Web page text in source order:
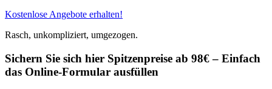
Kostenlose Angebote erhalten!
Rasch, unkompliziert, umgezogen.
Sichern Sie sich hier Spitzenpreise ab 98€ – Einfach
das Online-Formular ausfüllen